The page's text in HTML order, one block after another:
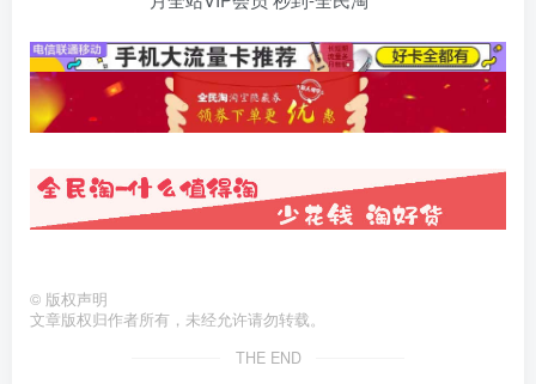
© 版权声明
文章版权归作者所有，未经允许请勿转载。
THE END